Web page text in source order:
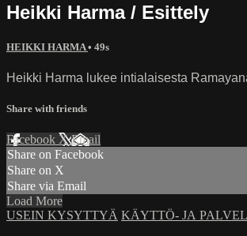
Heikki Harma / Esittely
HEIKKI HARMA• 49s
Heikki Harma lukee intialaisesta
Share with friends
Facebook XEmail
Share on Facebook
Share on X
Share via Email
Load More
USEIN KYSYTTYÄ KÄYTTÖ- JA